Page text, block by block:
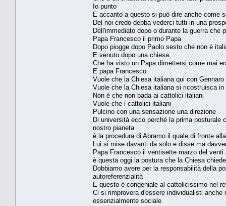
Io punto
E accanto a questo si può dire anche come
Del noi credo debba vederci tutti in una
Dell'immediato dopo o durante la guerra
Papa Francesco il primo Papa
Dopo piogge dopo Paolo sesto che non è
E venuto dopo una chiesa
Che ha visto un Papa dimettersi come mai
E papa Francesco
Vuole che la Chiesa italiana qui con
Vuole che la Chiesa italiana si ricostruisca
Non è che non bada ai cattolici italiani
Vuole che i cattolici italiani
Pulcino con una sensazione una direzione
Di università ecco perché la prima posturale
nostro pianeta
è la procedura di Abramo il quale di fronte
Lui si mise davanti da solo e disse ma
Papa Francesco il ventisette marzo del
è questa oggi la postura che la Chiesa
Dobbiamo avere per la responsabilità della
autoreferenzialità
E questo è congeniale al cattolicissimo nel
Ci si rimprovera d'essere individualisti
essenzialmente sociale